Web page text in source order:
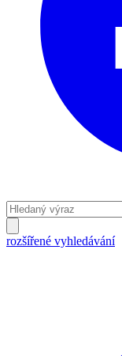
rozšířené vyhledávání